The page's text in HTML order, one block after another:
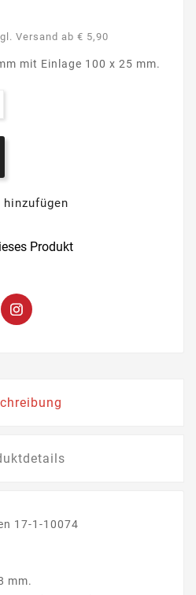
Versand ab € 5,90
mit Einlage 100 x 25 mm.
Produkt
17-1-10074
mm.